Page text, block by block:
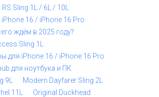
Sling 1L / 6L / 10L
16 / iPhone 16 Pro
ждём в 2025 году?
Sling 1L
для iPhone 16 / iPhone 16 Pro
для ноутбука и ПК
Modern Dayfarer Sling 2L
11L
Original Duckhead